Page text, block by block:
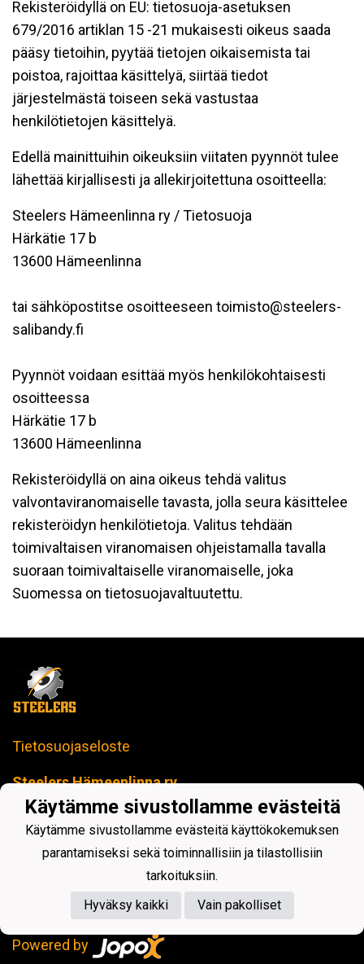
Rekisteröidyllä on EU: tietosuoja-asetuksen
679/2016 artiklan 15 -21 mukaisesti oikeus saada
pääsy tietoihin, pyytää tietojen oikaisemista tai
poistoa, rajoittaa käsittelyä, siirtää tiedot
järjestelmästä toiseen sekä vastustaa
henkilötietojen käsittelyä.
Edellä mainittuihin oikeuksiin viitaten pyynnöt tulee
lähettää kirjallisesti ja allekirjoitettuna osoitteella:
Steelers Hämeenlinna ry / Tietosuoja
Härkätie 17 b
13600 Hämeenlinna
tai sähköpostitse osoitteeseen toimisto@steelers-
salibandy.fi
Pyynnöt voidaan esittää myös henkilökohtaisesti
osoitteessa
Härkätie 17 b
13600 Hämeenlinna
Rekisteröidyllä on aina oikeus tehdä valitus
valvontaviranomaiselle tavasta, jolla seura käsittelee
rekisteröidyn henkilötietoja. Valitus tehdään
toimivaltaisen viranomaisen ohjeistamalla tavalla
suoraan toimivaltaiselle viranomaiselle, joka
Suomessa on tietosuojavaltuutettu.
Tietosuojaseloste
Steelers Hämeenlinna ry
toimisto@steelers-salibandy.fi
Loimua Areena
Härkätie 17 B, 13600 Hämeenlinna
Y-tunnus: 2414280-4
Powered by
Käytämme sivustollamme evästeitä
Käytämme sivustollamme evästeitä käyttökokemuksen
parantamiseksi sekä toiminnallisiin ja tilastollisiin
tarkoituksiin.
Hyväksy kaikki
Vain pakolliset